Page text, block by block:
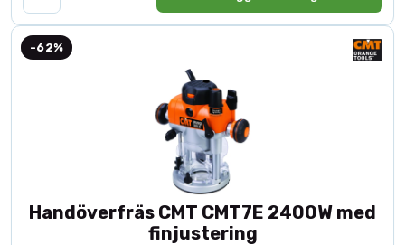
-62%
Handöverfräs CMT CMT7E 2400W med
finjustering